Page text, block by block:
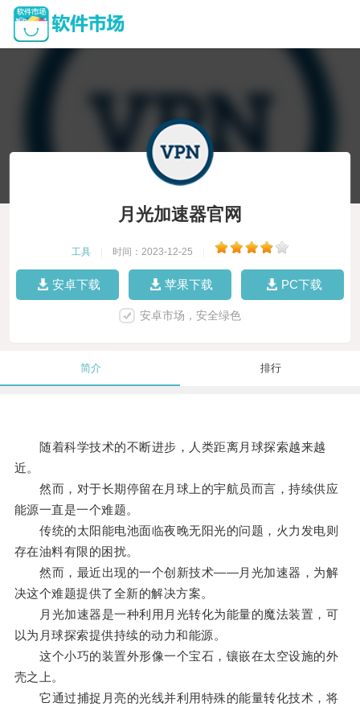
月光加速器官网
工具 时间：2023-12-25
安卓下载 苹果下载 PC下载
安卓市场，安全绿色
简介 排行
随着科学技术的不断进步，人类距离月球探索越来越
近。
然而，对于长期停留在月球上的宇航员而言，持续供应
能源一直是一个难题。
传统的太阳能电池面临夜晚无阳光的问题，火力发电则
存在油料有限的困扰。
然而，最近出现的一个创新技术——月光加速器，为解
决这个难题提供了全新的解决方案。
月光加速器是一种利用月光转化为能量的魔法装置，可
以为月球探索提供持续的动力和能源。
这个小巧的装置外形像一个宝石，镶嵌在太空设施的外
壳之上。
它通过捕捉月亮的光线并利用特殊的能量转化技术，将